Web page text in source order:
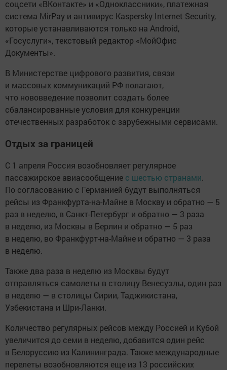
соцсети «ВКонтакте» и «Одноклассники», платежная
система MirPay и антивирус Kaspersky Internet Security,
которые устанавливаются только на Android,
«Госуслуги», текстовый редактор «МойОфис
Документы».
В Министерстве цифрового развития, связи
и массовых коммуникаций РФ полагают,
что нововведение позволит создать более
сбалансированные условия для конкуренции
отечественных разработок с зарубежными сервисами.
Отдых за границей
С 1 апреля Россия возобновляет регулярное
пассажирское авиасообщение с шестью странами.
По согласованию с Германией будут выполняться
рейсы из Франкфурта-на-Майне в Москву и обратно — 5
раз в неделю, в Санкт-Петербург и обратно — 3 раза
в неделю, из Москвы в Берлин и обратно — 5 раз
в неделю, во Франкфурт-на-Майне и обратно — 3 раза
в неделю.
Также два раза в неделю из Москвы будут
отправляться самолеты в столицу Венесуэлы, один раз
в неделю — в столицы Сирии, Таджикистана,
Узбекистана и Шри-Ланки.
Количество регулярных рейсов между Россией и Кубой
увеличится до семи в неделю, добавится один рейс
в Белоруссию из Калининграда. Также международные
перелеты возобновляются еще из 13 российских